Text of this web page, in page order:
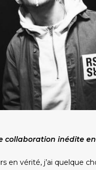
collaboration inédite
en vérité, j’ai quelque